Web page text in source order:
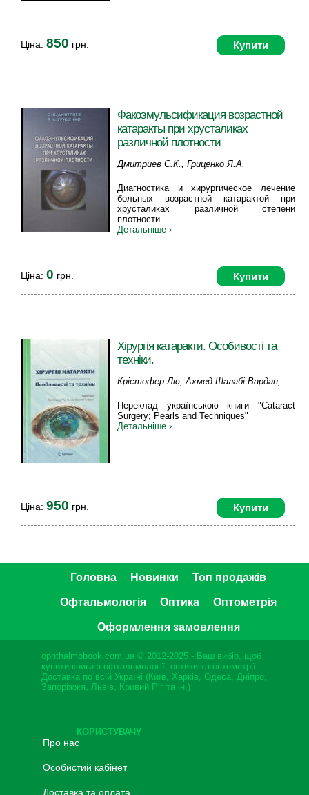
Купити
Ціна: 850 грн.
Факоэмульсификация возрастной
катаракты при хрусталиках
различной плотности
Дмитриев C.К., Гриценко Я.А.
Диагностика и хирургическое лечение
больных возрастной катарактой при
хрусталиках различной степени
плотности.
Детальніше ›
Купити
Ціна: 0 грн.
Хірургія катаракти. Особивості та
техніки.
Крістофер Лю, Ахмед Шалабі Вардан,
Переклад українською книги "Cataract
Surgery; Pearls and Techniques"
Детальніше ›
Купити
Ціна: 950 грн.
Головна Новинки Топ продажів
Офтальмологія Оптика Оптометрія
Оформлення замовлення
ophthalmobook.com.ua © 2012-2025 - Ваш вибір, щоб
купити книги з офтальмології, оптики та оптометрії.
Доставка по всій Україні (Київ, Харків, Одеса, Дніпро,
Запоріжжя, Львів, Кривий Ріг та ін.)
КОРИСТУВАЧУ
Про нас
Особистий кабінет
Доставка та оплата